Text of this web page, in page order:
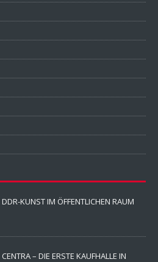
DDR-KUNST IM ÖFFENTLICHEN RAUM
CENTRA – DIE ERSTE KAUFHALLE IN